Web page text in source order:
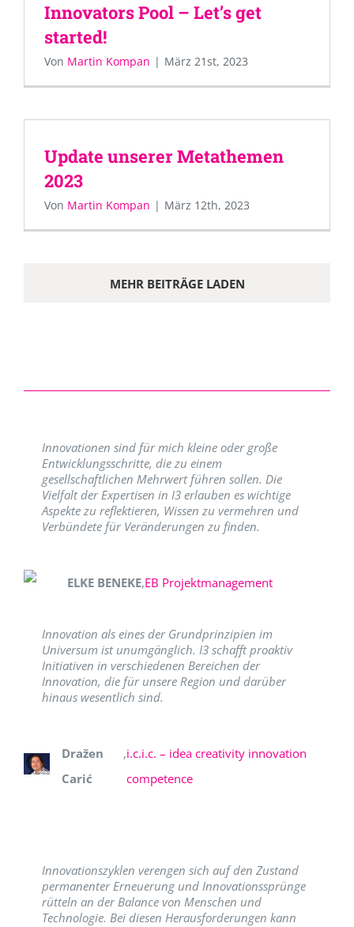
Innovators Pool – Let’s get
started!
Von Martin Kompan | März 21st, 2023
Update unserer Metathemen
2023
Von Martin Kompan | März 12th, 2023
MEHR BEITRÄGE LADEN
Innovationen sind für mich kleine oder große
Entwicklungsschritte, die zu einem
gesellschaftlichen Mehrwert führen sollen. Die
Vielfalt der Expertisen in I3 erlauben es wichtige
Aspekte zu reflektieren, Wissen zu vermehren und
Verbündete für Veränderungen zu finden.
ELKE BENEKE,EB Projektmanagement
Innovation als eines der Grundprinzipien im
Universum ist unumgänglich. I3 schafft proaktiv
Initiativen in verschiedenen Bereichen der
Innovation, die für unsere Region und darüber
hinaus wesentlich sind.
Dražen
Carić
,i.c.i.c. – idea creativity innovation
competence
Innovationszyklen verengen sich auf den Zustand
permanenter Erneuerung und Innovationssprünge
rütteln an der Balance von Menschen und
Technologie. Bei diesen Herausforderungen kann